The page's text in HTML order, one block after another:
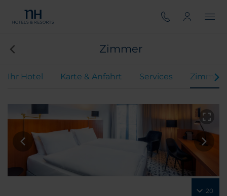
Zimmer
Ihr Hotel Karte & Anfahrt Services Zimmer
20